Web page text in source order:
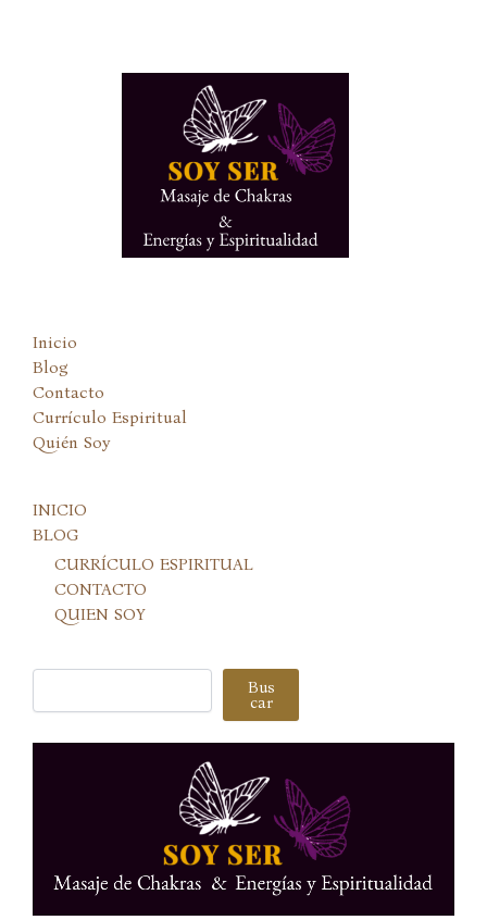
Inicio
Blog
Contacto
Currículo Espiritual
Quién Soy
INICIO
BLOG
CURRÍCULO ESPIRITUAL
CONTACTO
QUIEN SOY
Buscar Bus
car